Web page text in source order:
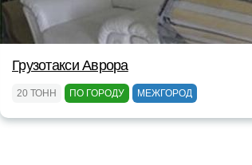
Грузотакси Аврора
20 ТОНН ПО ГОРОДУ МЕЖГОРОД